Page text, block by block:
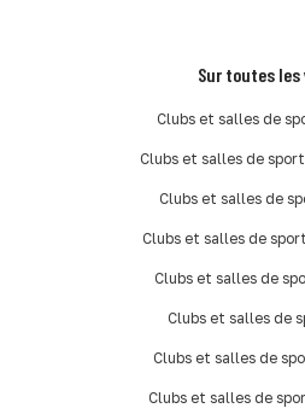
Sur toutes
Clubs et salles de
Clubs et salles de
Clubs et salles de
Clubs et salles de
Clubs et salles de
Clubs et salles de
Clubs et salles de
Clubs et salles de